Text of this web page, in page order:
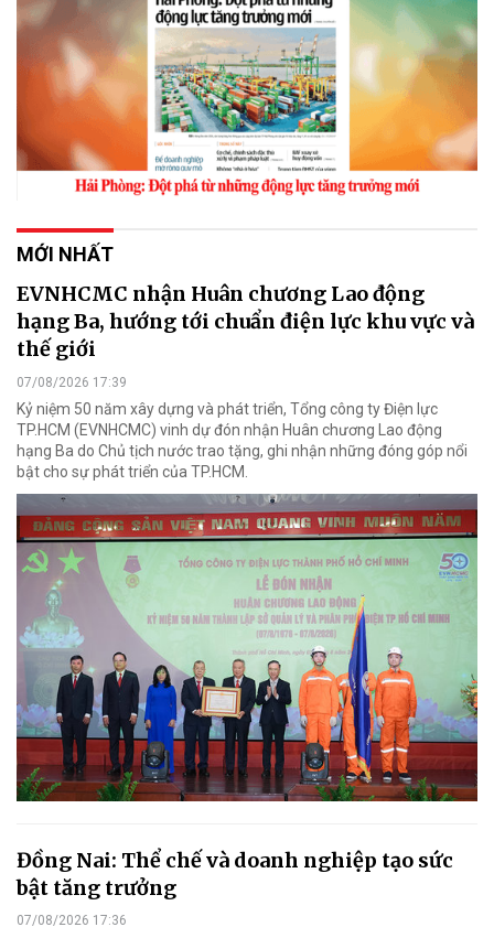
MỚI NHẤT
EVNHCMC nhận Huân chương Lao động
hạng Ba, hướng tới chuẩn điện lực khu vực và
thế giới
07/08/2026 17:39
Kỷ niệm 50 năm xây dựng và phát triển, Tổng công ty Điện lực
TP.HCM (EVNHCMC) vinh dự đón nhận Huân chương Lao động
hạng Ba do Chủ tịch nước trao tặng, ghi nhận những đóng góp nổi
bật cho sự phát triển của TP.HCM.
Đồng Nai: Thể chế và doanh nghiệp tạo sức
bật tăng trưởng
07/08/2026 17:36